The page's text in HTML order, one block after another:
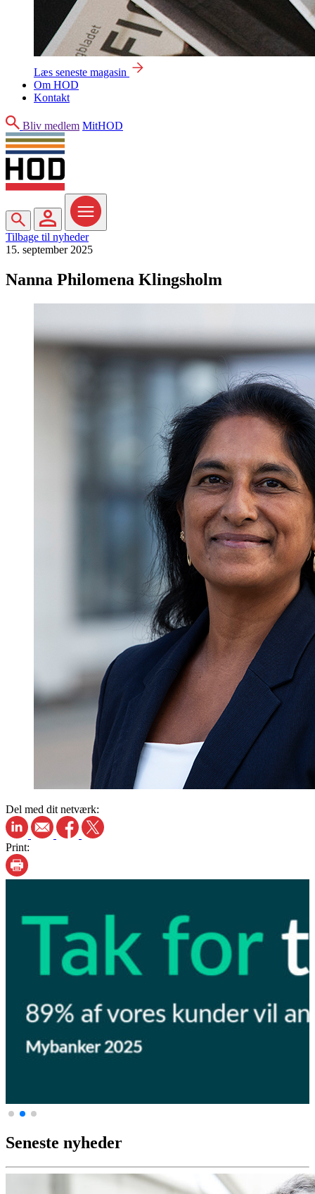
Læs seneste magasin
Om HOD
Kontakt
Søg
Bliv medlem MitHOD
Søg MitHOD Menu
Tilbage til nyheder
15. september 2025
Nanna Philomena Klingsholm
Del med dit netværk:
Print:
Seneste nyheder